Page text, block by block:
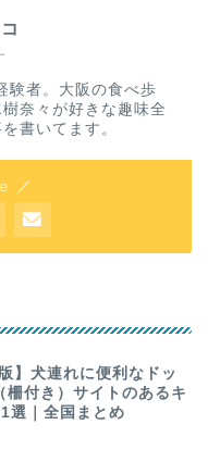
験者。大阪の食べ歩
奈々が好きな趣味全
書いてます。
／
】犬連れに便利なドッ
柵付き）サイトのあるキ
選｜全国まとめ